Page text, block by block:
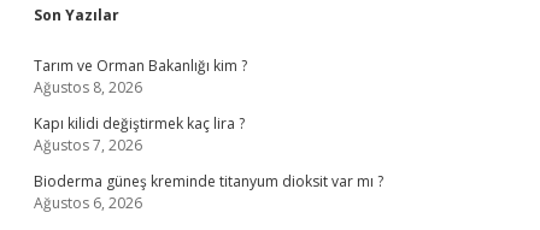
Sidebar
Son Yazılar
Tarım ve Orman Bakanlığı kim ?
Ağustos 8, 2026
Kapı kilidi değiştirmek kaç lira ?
Ağustos 7, 2026
Bioderma güneş kreminde titanyum dioksit var mı ?
Ağustos 6, 2026